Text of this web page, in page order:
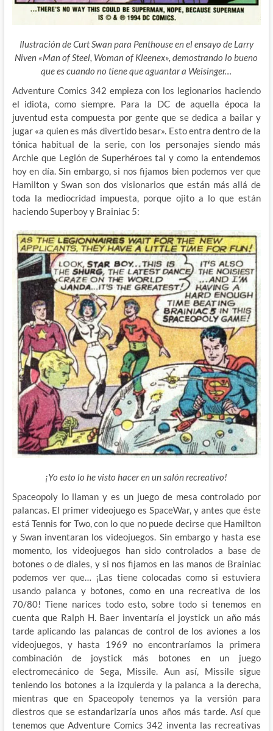
Ilustración de Curt Swan para Penthouse en el ensayo de Larry
Niven «Man of Steel, Woman of Kleenex», demostrando lo bueno
que es cuando no tiene que aguantar a Weisinger…
Adventure Comics 342 empieza con los legionarios haciendo
el idiota, como siempre. Para la DC de aquella época la
juventud esta compuesta por gente que se dedica a bailar y
jugar «a quien es más divertido besar». Esto entra dentro de la
tónica habitual de la serie, con los personajes siendo más
Archie que Legión de Superhéroes tal y como la entendemos
hoy en día. Sin embargo, si nos fijamos bien podemos ver que
Hamilton y Swan son dos visionarios que están más allá de
toda la mediocridad impuesta, porque ojito a lo que están
haciendo Superboy y Brainiac 5:
¡Yo esto lo he visto hacer en un salón recreativo!
Spaceopoly lo llaman y es un juego de mesa controlado por
palancas. El primer videojuego es SpaceWar, y antes que éste
está Tennis for Two, con lo que no puede decirse que Hamilton
y Swan inventaran los videojuegos. Sin embargo y hasta ese
momento, los videojuegos han sido controlados a base de
botones o de diales, y si nos fijamos en las manos de Brainiac
podemos ver que… ¡Las tiene colocadas como si estuviera
usando palanca y botones, como en una recreativa de los
70/80! Tiene narices todo esto, sobre todo si tenemos en
cuenta que Ralph H. Baer inventaría el joystick un año más
tarde aplicando las palancas de control de los aviones a los
videojuegos, y hasta 1969 no encontraríamos la primera
combinación de joystick más botones en un juego
electromecánico de Sega, Missile. Aun así, Missile sigue
teniendo los botones a la izquierda y la palanca a la derecha,
mientras que en Spaceopoly tenemos ya la versión para
diestros que se estandarizaría unos años más tarde. Así que
tenemos que Adventure Comics 342 inventa las recreativas